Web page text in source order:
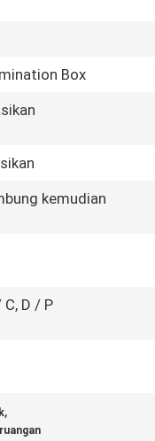
Box
kemudian
C, D / P
,